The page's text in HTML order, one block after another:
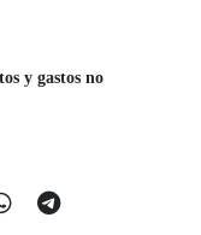
y gastos no